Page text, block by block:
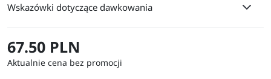
Wskazówki dotyczące dawkowania
67.50 PLN
Aktualnie cena bez promocji